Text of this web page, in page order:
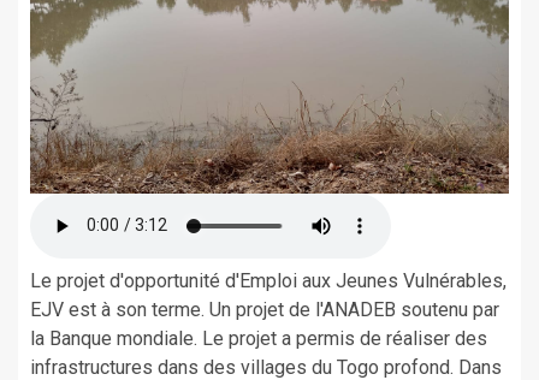
Le projet d'opportunité d'Emploi aux Jeunes Vulnérables,
EJV est à son terme. Un projet de l'ANADEB soutenu par
la Banque mondiale. Le projet a permis de réaliser des
infrastructures dans des villages du Togo profond. Dans